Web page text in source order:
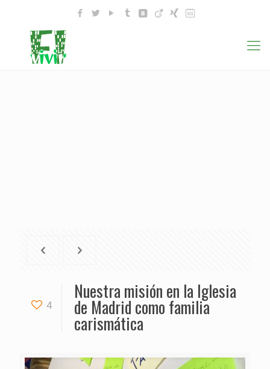
4
Nuestra misión en la Iglesia
de Madrid como familia
carismática